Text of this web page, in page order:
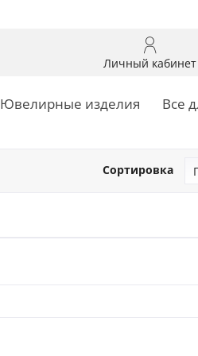
Личный кабинет
Ювелирные изделия Все
Сортировка